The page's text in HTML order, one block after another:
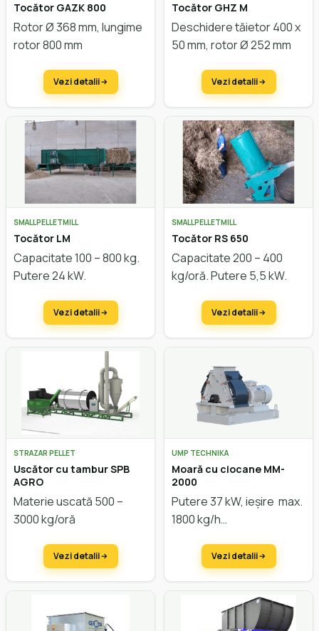
Tocător GAZK 800
Rotor Ø 368 mm, lungime
rotor 800 mm
Vezi detalii
Tocător GHZ M
Deschidere tăietor 400 x
50 mm, rotor Ø 252 mm
Vezi detalii
SMALLPELLETMILL
Tocător LM
Capacitate 100 – 800 kg.
Putere 24 kW.
Vezi detalii
SMALLPELLETMILL
Tocător RS 650
Capacitate 200 – 400
kg/oră. Putere 5,5 kW.
Vezi detalii
STRAZAR PELLET
Uscător cu tambur SPB
AGRO
Materie uscată 500 –
3000 kg/oră
Vezi detalii
UMP TECHNIKA
Moară cu ciocane MM-
2000
Putere 37 kW, ieșire max.
1800 kg/h
Vezi detalii